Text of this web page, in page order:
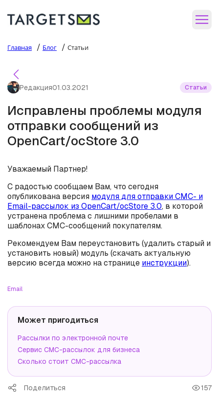
Главная / Блог / Статьи
Редакция01.03.2021 Статьи
Исправлены проблемы модуля
отправки сообщений из
OpenCart/ocStore 3.0
Уважаемый Партнер!
С радостью сообщаем Вам, что сегодня
опубликована версия модуля для отправки СМС- и
Email-рассылок из OpenCart/ocStore 3.0, в которой
устранена проблема с лишними пробелами в
шаблонах СМС-сообщений покупателям.
Рекомендуем Вам переустановить (удалить старый и
установить новый) модуль (скачать актуальную
версию всегда можно на странице инструкции).
Email
Может пригодиться
Рассылки по электронной почте
Сервис СМС-рассылок для бизнеса
Сколько стоит СМС-рассылка
Поделиться 157